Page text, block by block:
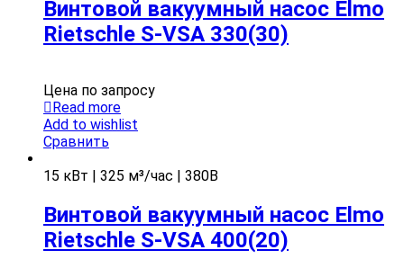
Винтовой вакуумный насос Elmo
Rietschle S-VSA 330(30)
Цена по запросу
Read more
Add to wishlist
Сравнить
15 кВт | 325 м³/час | 380В
Винтовой вакуумный насос Elmo
Rietschle S-VSA 400(20)